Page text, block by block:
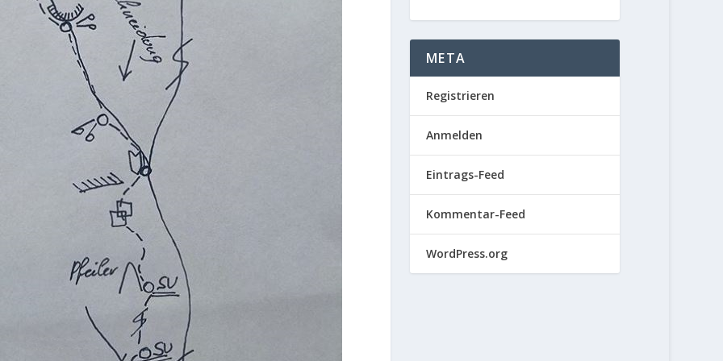
META
Registrieren
Anmelden
Eintrags-Feed
Kommentar-Feed
WordPress.org